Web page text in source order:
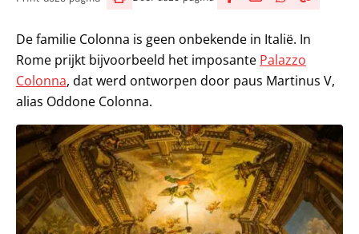
De familie Colonna is geen onbekende in Italië. In
Rome prijkt bijvoorbeeld het imposante Palazzo
Colonna, dat werd ontworpen door paus Martinus V,
alias Oddone Colonna.